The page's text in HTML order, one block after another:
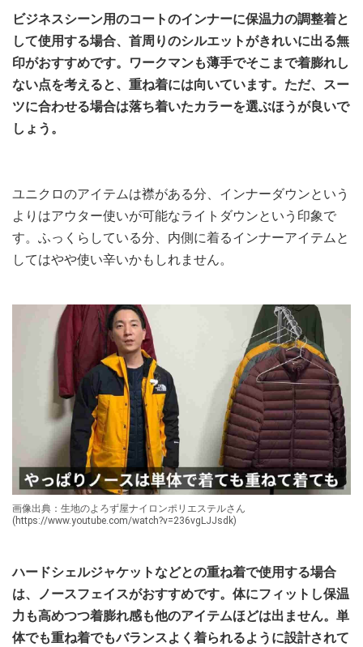
ビジネスシーン用のコートのインナーに保温力の調整着と
して使用する場合、首周りのシルエットがきれいに出る無
印がおすすめです。ワークマンも薄手でそこまで着膨れし
ない点を考えると、重ね着には向いています。ただ、スー
ツに合わせる場合は落ち着いたカラーを選ぶほうが良いで
しょう。
ユニクロのアイテムは襟がある分、インナーダウンという
よりはアウター使いが可能なライトダウンという印象で
す。ふっくらしている分、内側に着るインナーアイテムと
してはやや使い辛いかもしれません。
画像出典：生地のよろず屋ナイロンポリエステルさん
(https://www.youtube.com/watch?v=236vgLJJsdk)
ハードシェルジャケットなどとの重ね着で使用する場合
は、ノースフェイスがおすすめです。体にフィットし保温
力も高めつつ着膨れ感も他のアイテムほどは出ません。単
体でも重ね着でもバランスよく着られるように設計されて